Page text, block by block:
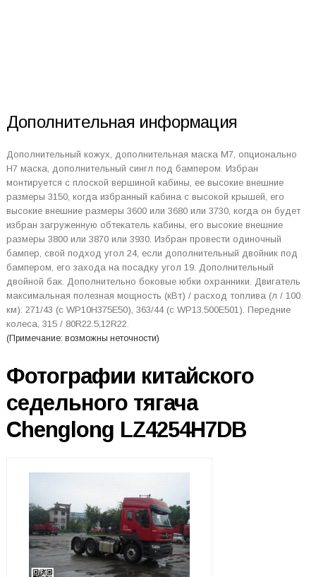
Дополнительная информация
Дополнительный кожух, дополнительная маска M7, опционально
H7 маска, дополнительный сингл под бампером. Избран
монтируется с плоской вершиной кабины, ее высокие внешние
размеры 3150, когда избранный кабина с высокой крышей, его
высокие внешние размеры 3600 или 3680 или 3730, когда он будет
избран загруженную обтекатель кабины, его высокие внешние
размеры 3800 или 3870 или 3930. Избран провести одиночный
бампер, свой подход угол 24, если дополнительный двойник под
бампером, его захода на посадку угол 19. Дополнительный
двойной бак. Дополнительно боковые юбки охранники. Двигатель
максимальная полезная мощность (кВт) / расход топлива (л / 100
км): 271/43 (с WP10H375E50), 363/44 (с WP13.500E501). Передние
колеса, 315 / 80R22.5,12R22.
(Примечание: возможны неточности)
Фотографии китайского
седельного тягача
Chenglong LZ4254H7DB